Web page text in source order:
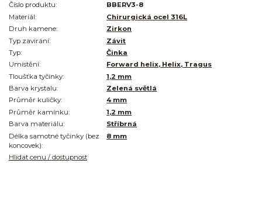
Číslo produktu:
BBERV3-8
Materiál:
Chirurgická ocel 316L
Druh kamene:
Zirkon
Typ zavírání:
Závit
Typ:
Činka
Umístění:
Forward helix, Helix, Tragus
Tloušťka tyčinky:
1,2 mm
Barva krystalu:
Zelená světlá
Průměr kuličky:
4 mm
Průměr kamínku:
1,2 mm
Barva materiálu:
Stříbrná
Délka samotné tyčinky (bez
koncovek):
8 mm
Hlídat cenu / dostupnost